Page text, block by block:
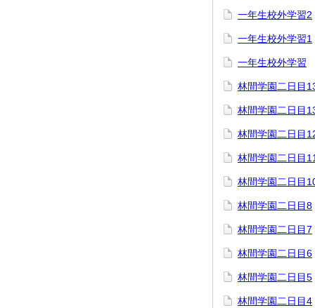
一年生校外学習2
一年生校外学習1
一年生校外学習
林間学園二日目
林間学園二日目
林間学園二日目
林間学園二日目11
林間学園二日目
林間学園二日目8
林間学園二日目7
林間学園二日目6
林間学園二日目5
林間学園二日目4